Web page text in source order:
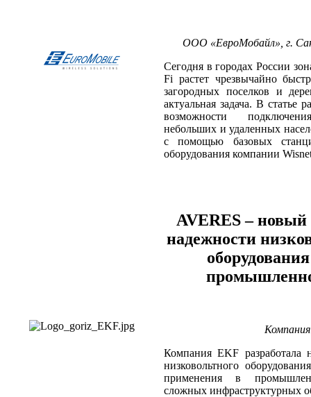
ООО «ЕвроМобайл», г.
Сегодня в городах России
Fi растет чрезвычайно
загородных поселков и
актуальная задача. В статье
возможности
небольших и удаленных
с помощью базовых
оборудования компании
AVERES – новый
надежности
Компания EKF разработала
низковольтного
применения в
сложных инфраструктурных